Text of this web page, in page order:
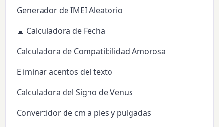
Generador de IMEI Aleatorio
📅 Calculadora de Fecha
Calculadora de Compatibilidad Amorosa
Eliminar acentos del texto
Calculadora del Signo de Venus
Convertidor de cm a pies y pulgadas